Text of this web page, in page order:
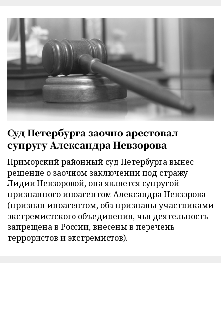
Суд Петербурга заочно арестовал
супругу Александра Невзорова
Приморский районный суд Петербурга вынес
решение о заочном заключении под стражу
Лидии Невзоровой, она является супругой
признанного иноагентом Александра Невзорова
(признан иноагентом, оба признаны участниками
экстремистского объединения, чья деятельность
запрещена в России, внесены в перечень
террористов и экстремистов).